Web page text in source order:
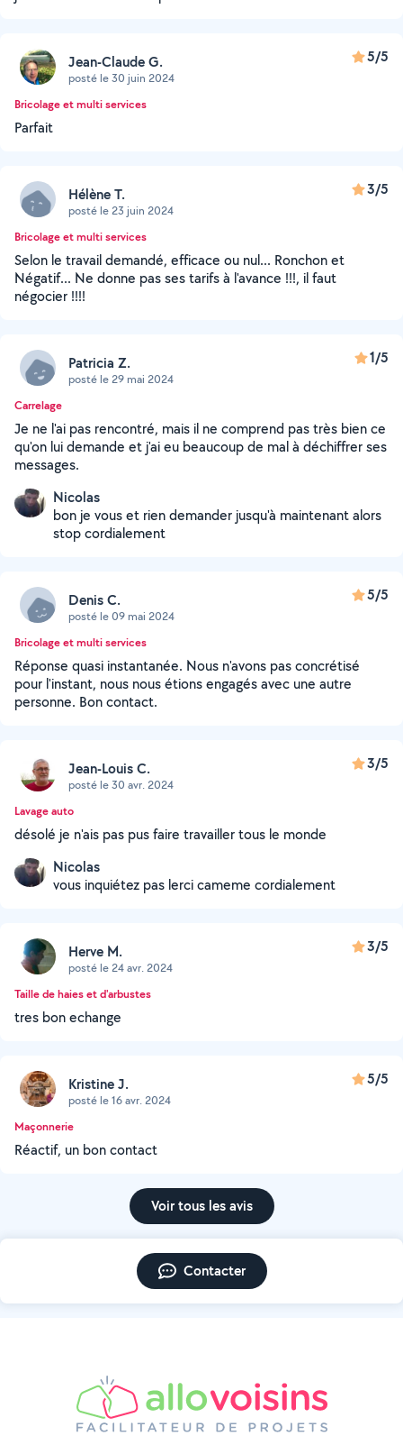
Jean-Claude G.
posté le 30 juin 2024
5/5
Bricolage et multi services
Parfait
Hélène T.
posté le 23 juin 2024
3/5
Bricolage et multi services
Selon le travail demandé, efficace ou nul... Ronchon et
Négatif... Ne donne pas ses tarifs à l'avance !!!, il faut
négocier !!!!
Patricia Z.
posté le 29 mai 2024
1/5
Carrelage
Je ne l'ai pas rencontré, mais il ne comprend pas très bien ce
qu'on lui demande et j'ai eu beaucoup de mal à déchiffrer ses
messages.
Nicolas
bon je vous et rien demander jusqu'à maintenant alors
stop cordialement
Denis C.
posté le 09 mai 2024
5/5
Bricolage et multi services
Réponse quasi instantanée. Nous n'avons pas concrétisé
pour l'instant, nous nous étions engagés avec une autre
personne. Bon contact.
Jean-Louis C.
posté le 30 avr. 2024
3/5
Lavage auto
désolé je n'ais pas pus faire travailler tous le monde
Nicolas
vous inquiétez pas lerci cameme cordialement
Herve M.
posté le 24 avr. 2024
3/5
Taille de haies et d'arbustes
tres bon echange
Kristine J.
posté le 16 avr. 2024
5/5
Maçonnerie
Réactif, un bon contact
Voir tous les avis
Contacter